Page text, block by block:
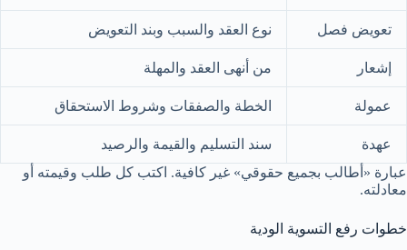
تعويض فصل نوع العقد والسبب وبند التعويض
إشعار من أنهى العقد والمهلة
عمولة الخطة والصفقات وشروط الاستحقاق
عهدة
سند التسليم والقيمة والرصيد
عبارة «أطالب بجميع حقوقي» غير كافية. اكتب كل طلب وقيمته أو
معادلته.
خطوات رفع التسوية الودية